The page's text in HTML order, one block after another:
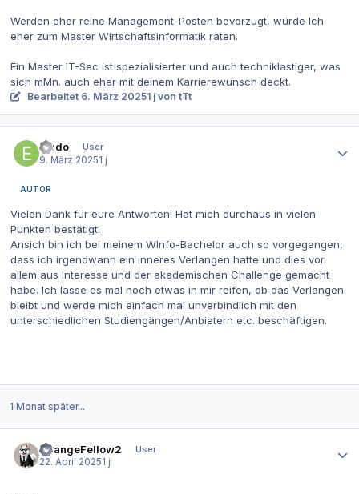
Werden eher reine Management-Posten bevorzugt, würde Ich
eher zum Master Wirtschaftsinformatik raten.
Ein Master IT-Sec ist spezialisierter und auch techniklastiger, was
sich mMn. auch eher mit deinem Karrierewunsch deckt.
Bearbeitet 6. März 20251 j von tTt
Emdo
User
9. März 20251 j
AUTOR
Vielen Dank für eure Antworten! Hat mich durchaus in vielen
Punkten bestätigt.
Ansich bin ich bei meinem WInfo-Bachelor auch so vorgegangen,
dass ich irgendwann ein inneres Verlangen hatte und dies vor
allem aus Interesse und der akademischen Challenge gemacht
habe. Ich lasse es mal noch etwas in mir reifen, ob das Verlangen
bleibt und werde mich einfach mal unverbindlich mit den
unterschiedlichen Studiengängen/Anbietern etc. beschäftigen.
1 Monat später...
StrangeFellow2
User
22. April 20251 j